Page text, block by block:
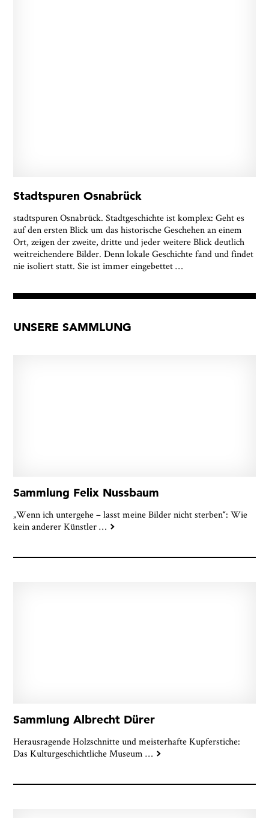
Stadtspuren Osnabrück
stadtspuren Osnabrück. Stadtgeschichte ist komplex: Geht es
auf den ersten Blick um das historische Geschehen an einem
Ort, zeigen der zweite, dritte und jeder weitere Blick deutlich
weitreichendere Bilder. Denn lokale Geschichte fand und findet
nie isoliert statt. Sie ist immer eingebettet…
UNSERE SAMMLUNG
Sammlung Felix Nussbaum
„Wenn ich untergehe – lasst meine Bilder nicht sterben“: Wie
kein anderer Künstler…
Sammlung Albrecht Dürer
Herausragende Holzschnitte und meisterhafte Kupferstiche:
Das Kulturgeschichtliche Museum …